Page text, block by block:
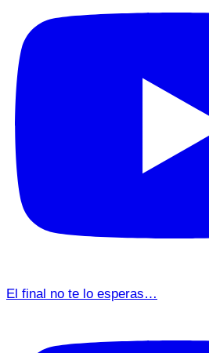
El final no te lo esperas…